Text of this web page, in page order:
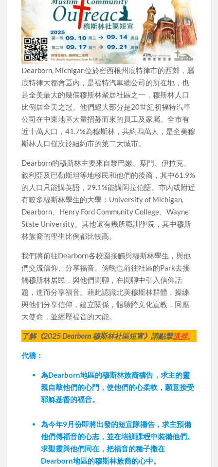
Dearborn, Michigan位於密西根州底特律市的西郊，屬
底特律大都會區內，是福特汽車總公司的所在地，也
是全美最大的幾個穆斯林聚居社區之一，穆斯林人口
比例居全美之冠。他們絕大部分是20世紀初福特汽車
公司在中東地區大量招募而來的員工及家屬。全市有
近十萬人口，41.7%為穆斯林，共約四萬人，是全美穆
斯林人口僅次於紐約市的第二大城市。
Dearborn的穆斯林主要來自黎巴嫩、葉門、伊拉克、
敘利亞及巴勒斯坦等地移民和他們的後裔，其中61.9%
的人口只能講英語，29.1%能講阿拉伯語。市內或附近
有較多穆斯林學生的大學：University of Michigan,
Dearborn、Henry Ford Community College、Wayne
State University。其他還有幾所職訓學院，其中穆斯
林族裔的學生比例都比較高。
我們將前往Dearborn各校園接觸與穆斯林學生，與他
們交流信仰、分享福音。傍晚也前往社區的Park去接
觸穆斯林居民，與他們閒聊，在閒聊中引入信仰話
題，進而分享福音。藉此認識北美穆斯林群體，操練
與他們分享信仰，建立關係，體驗跨文化宣教，回應
大使命，並經歷福音的大能。
了解《2025 Dearborn 穆斯林社區短宣》請點擊這裡。
代禱：
為Dearborn地區的穆斯林族裔禱告，求主的靈
親自敲他們的心門，使他們的心柔軟，願意接受
耶穌基督的福音。
為今年9月份即將出發的短宣隊禱告，求主預備
他們傳福音的心志，並在培訓課程中裝備他們。
求聖靈與他們同在，把福音的種子撒在
Dearborn地區的穆斯林族裔的心中。